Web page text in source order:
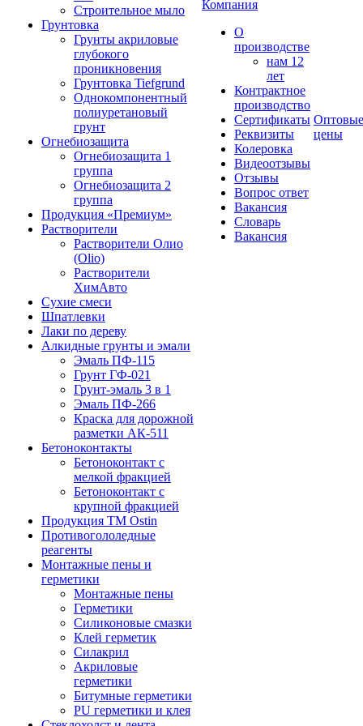
Строительное мыло
Грунтовка
Грунты акриловые
глубокого
проникновения
Грунтовка Tiefgrund
Однокомпонентный
полиуретановый
грунт
Огнебиозащита
Огнебиозащита 1
группа
Огнебиозащита 2
группа
Продукция «Премиум»
Растворители
Растворители Олио
(Olio)
Растворители
ХимАвто
Сухие смеси
Шпатлевки
Лаки по дереву
Алкидные грунты и эмали
Эмаль ПФ-115
Грунт ГФ-021
Грунт-эмаль 3 в 1
Эмаль ПФ-266
Краска для дорожной
разметки АК-511
Бетоноконтакты
Бетоноконтакт с
мелкой фракцией
Бетоноконтакт с
крупной фракцией
Продукция ТМ Ostin
Противогололедные
реагенты
Монтажные пены и
герметики
Монтажные пены
Герметики
Силиконовые смазки
Клей герметик
Силакрил
Акриловые
герметики
Битумные герметики
PU герметики и клея
Компания
О
производстве
нам 12
лет
Контрактное
производство
Сертификаты
Реквизиты
Колеровка
Видеоотзывы
Отзывы
Вопрос ответ
Вакансия
Словарь
Вакансия
Оптовые
цены